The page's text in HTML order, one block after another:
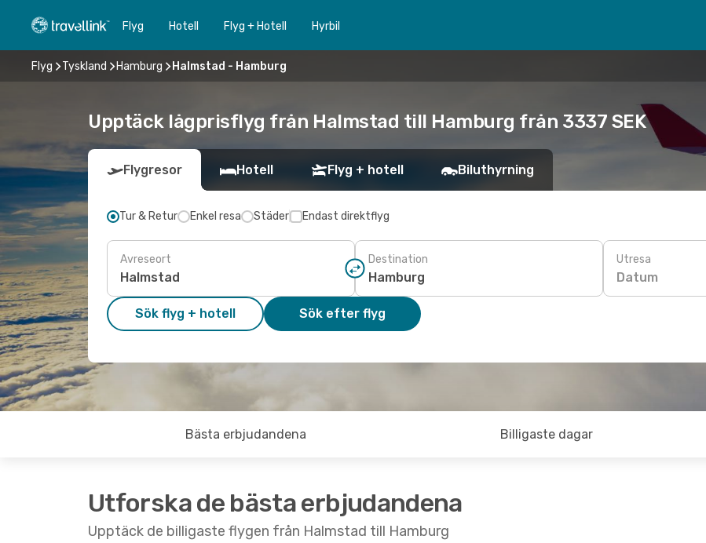
Flyg Hotell Flyg + Hotell Hyrbil
Flyg Tyskland Hamburg Halmstad - Hamburg
Upptäck lågprisflyg från Halmstad till Hamburg från 3337 SEK
Flygresor Hotell Flyg + hotell Biluthyrning
Tur & Retur Enkel resa Städer Endast direktflyg
Avreseort Destination Utresa
Datum
Sök flyg + hotell Sök efter flyg
Bästa erbjudandena Billigaste dagar
Utforska de bästa erbjudandena
Upptäck de billigaste flygen från Halmstad till Hamburg